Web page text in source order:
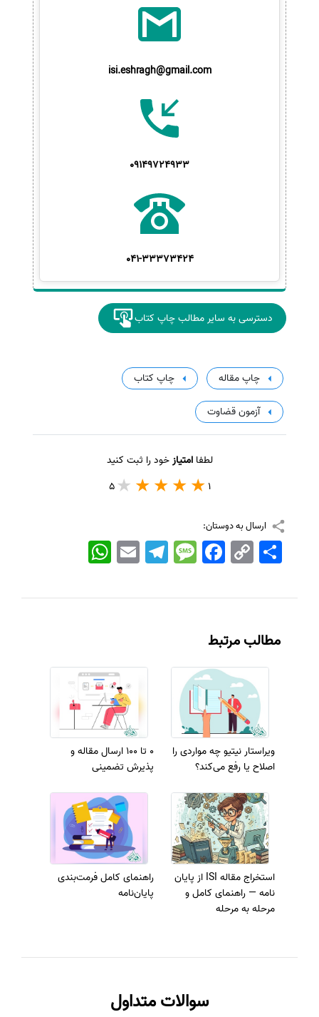
isi.eshragh@gmail.com
09149724933
041-33373424
دسترسی به سایر مطالب چاپ کتاب
چاپ مقاله چاپ کتاب
آزمون قضاوت
لطفاامتیازخود را ثبت کنید
1
5
ارسال به دوستان:
WhatsApp EmailTelegramMessageFacebook Copy
Link
اشتراک
مطالب مرتبط
ویراستار نیتیو چه مواردی را
اصلاح یا رفع می‌کند؟
0 تا 100 ارسال مقاله و
پذیرش تضمینی
استخراج مقاله ISI از پایان
نامه — راهنمای کامل و
مرحله به مرحله
راهنمای کامل فرمت‌بندی
پایان‌نامه
سوالات متداول